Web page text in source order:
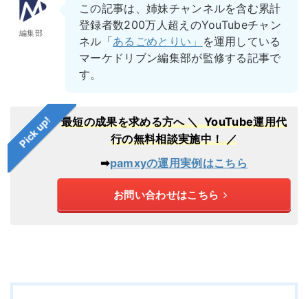
編集部
この記事は、姉妹チャンネルを含む累計
登録者数200万人超えのYouTubeチャン
ネル「あるごめとりい」 を運用している
マーケドリブン編集部が監修する記事で
す。
Pick up! 最短の成果を求める方へ＼ YouTube運用代
行の無料相談実施中！ ／
➡︎pamxyの運用実例はこちら
お問い合わせはこちら